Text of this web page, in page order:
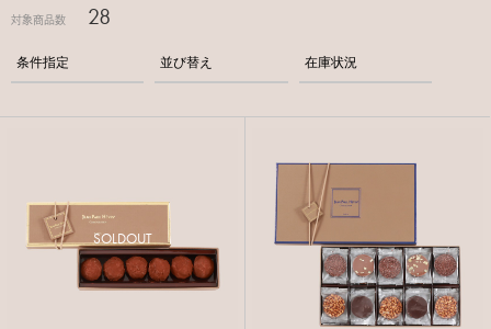
対象商品数 28
条件指定 並び替え 在庫状況
SOLDOUT